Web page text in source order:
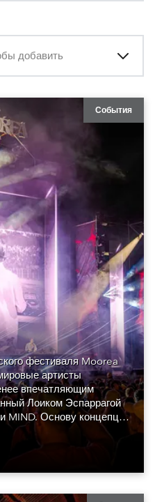
добавить
События
фестиваля Moorea
артисты
впечатляющим
Лоиком Эспаррагой
MIND. Основу концепции
GigaPointe.